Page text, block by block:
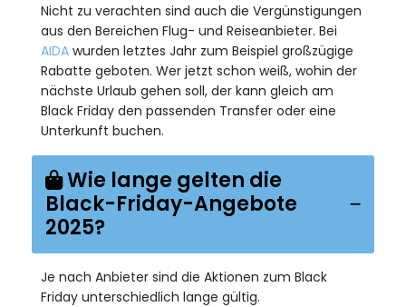
Nicht zu verachten sind auch die Vergünstigungen
aus den Bereichen Flug- und Reiseanbieter. Bei
AIDA wurden letztes Jahr zum Beispiel großzügige
Rabatte geboten. Wer jetzt schon weiß, wohin der
nächste Urlaub gehen soll, der kann gleich am
Black Friday den passenden Transfer oder eine
Unterkunft buchen.
Wie lange gelten die
Black-Friday-Angebote
2025?
Je nach Anbieter sind die Aktionen zum Black
Friday unterschiedlich lange gültig.